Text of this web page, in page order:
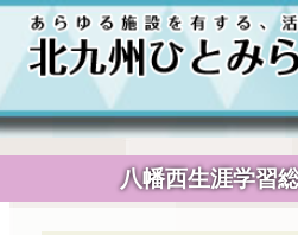
八幡西生涯学習